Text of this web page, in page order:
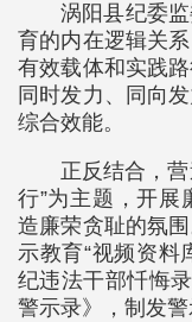
涡阳县纪委
育的内在逻辑关
有效载体和实践
同时发力、同向
综合效能。
正反结合，营
行”为主题，开展
造廉荣贪耻的氛
示教育“视频资料
纪违法干部忏悔
警示录》，制发